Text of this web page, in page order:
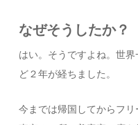
なぜそうしたか？
はい。そうですよね。世
ど２年が経ちました。
今までは帰国してからフリ